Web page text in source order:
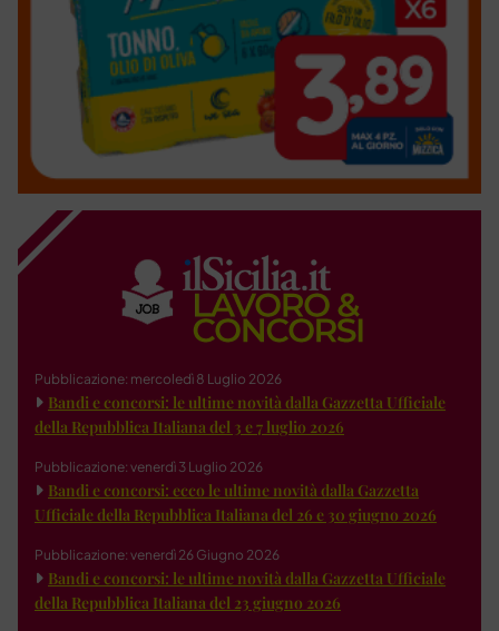
Pubblicazione: mercoledì 8 Luglio 2026
Bandi e concorsi: le ultime novità dalla Gazzetta Ufficiale
della Repubblica Italiana del 3 e 7 luglio 2026
Pubblicazione: venerdì 3 Luglio 2026
Bandi e concorsi: ecco le ultime novità dalla Gazzetta
Ufficiale della Repubblica Italiana del 26 e 30 giugno 2026
Pubblicazione: venerdì 26 Giugno 2026
Bandi e concorsi: le ultime novità dalla Gazzetta Ufficiale
della Repubblica Italiana del 23 giugno 2026